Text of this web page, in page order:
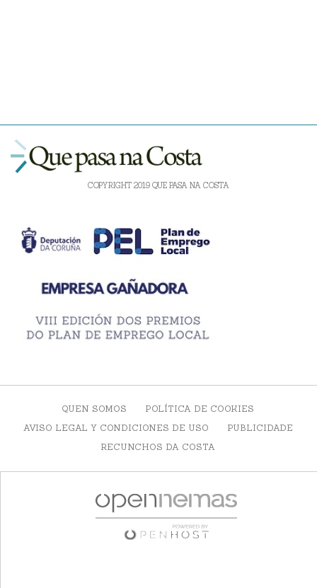
COPYRIGHT 2019 QUE PASA NA COSTA
QUEN SOMOS
POLÍTICA DE COOKIES
AVISO LEGAL Y CONDICIONES DE USO
PUBLICIDADE
RECUNCHOS DA COSTA